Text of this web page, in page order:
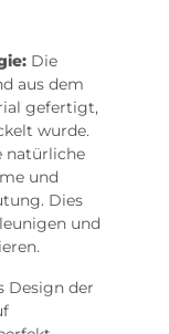
Die
aus dem
gefertigt,
wurde.
natürliche
und
Dies
und
Design der